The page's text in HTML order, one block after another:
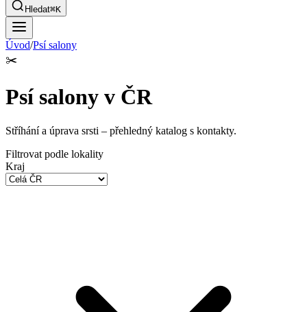
Hledat⌘K
Úvod/Psí salony
✂️
Psí salony v ČR
Stříhání a úprava srsti – přehledný katalog s kontakty.
Filtrovat podle lokality
Kraj